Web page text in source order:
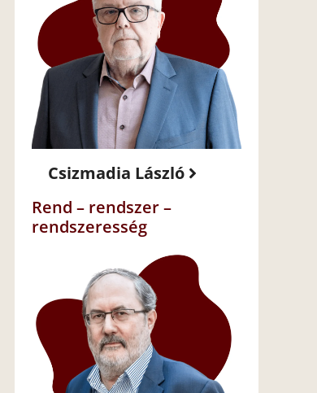
Csizmadia László
Rend – rendszer –
rendszeresség